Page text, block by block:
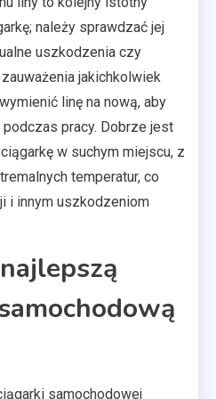
należy sprawdzać jej
uszkodzenia czy
jakichkolwiek
linę na nową, aby
pracy. Dobrze jest
w suchym miejscu, z
temperatur, co
i innym uszkodzeniom
samochodowej